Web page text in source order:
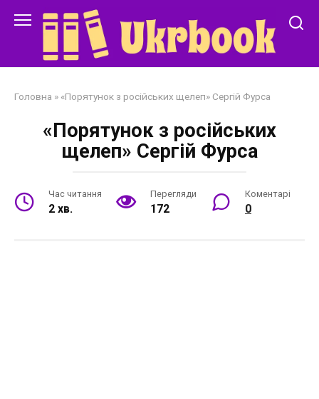
Головна » «Порятунок з російських щелеп» Сергій Фурса
«Порятунок з російських
щелеп» Сергій Фурса
Час читання
2 хв.
Перегляди
172
Коментарі
0